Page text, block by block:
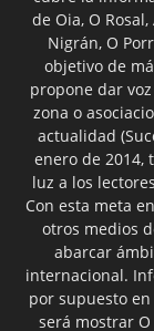
de Oia, O
Nigrán, O
objetivo de
propone dar
zona o
actualidad
enero de 2014,
luz a los
Con esta meta
otros medios
abarcar
internacional.
por supuesto
será mostrar O